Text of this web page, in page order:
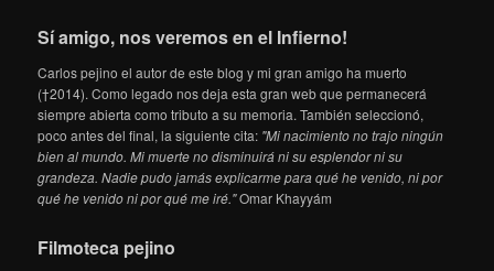
Sí amigo, nos veremos en el Infierno!
Carlos pejino el autor de este blog y mi gran amigo ha muerto
(†2014). Como legado nos deja esta gran web que permanecerá
siempre abierta como tributo a su memoria. También seleccionó,
poco antes del final, la siguiente cita: "Mi nacimiento no trajo ningún
bien al mundo. Mi muerte no disminuirá ni su esplendor ni su
grandeza. Nadie pudo jamás explicarme para qué he venido, ni por
qué he venido ni por qué me iré."Omar Khayyám
Filmoteca pejino